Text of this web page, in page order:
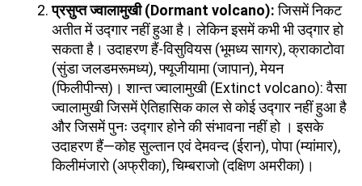
प्रसुप्त ज्वालामुखी(Dormant volcano):जिसमें निकट
अतीत में उद्गार नहीं हुआ है। लेकिन इसमें कभी भी उद्गार हो
सकता है। उदाहरण हैं-विसुवियस (भूमध्य सागर), क्राकाटोवा
(सुंडा जलडमरूमध्य), फ्यूजीयामा (जापान), मेयन
(फिलीपीन्स)। शान्त ज्वालामुखी (Extinct volcano): वैसा
ज्वालामुखी जिसमें ऐतिहासिक काल से कोई उद्गार नहीं हुआ है
और जिसमें पुनः उद्गार होने की संभावना नहीं हो । इसके
उदाहरण हैं—कोह सुल्तान एवं देमवन्द (ईरान), पोपा (म्यांमार),
किलीमंजारो (अफ्रीका), चिम्बराजो (दक्षिण अमरीका)।